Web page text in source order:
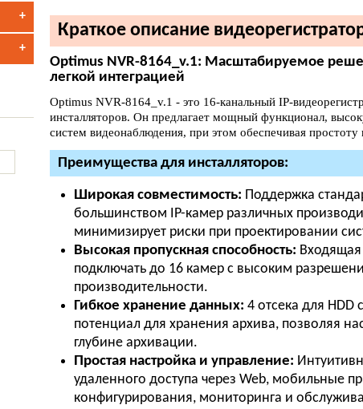
Краткое описание
Optimus NVR-8164_v.1: Масштабируемое
легкой интеграцией
Optimus NVR-8164_v.1 - это 16-канальный IP-
инсталляторов. Он предлагает мощный функционал,
систем видеонаблюдения, при этом обеспечивая
Преимущества для инсталляторов:
Широкая совместимость: Поддержка
большинством IP-камер различных
минимизирует риски при проектировании
Высокая пропускная способность: Входящая
подключать до 16 камер с высоким
производительности.
Гибкое хранение данных: 4 отсека для
потенциал для хранения архива, позволяя
глубине архивации.
Простая настройка и управление:
удаленного доступа через Web, мобильные
конфигурирования, мониторинга и
+
+